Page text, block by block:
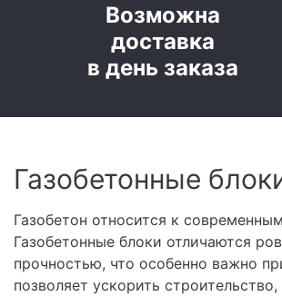
Возможна
доставка
в день заказа
Газобетонные
Газобетон относится к
Газобетонные блоки отличаются
прочностью, что особенно важно
позволяет ускорить